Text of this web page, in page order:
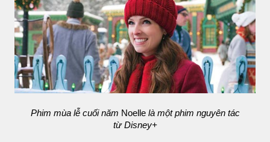
Phim mùa lễ cuối năm Noelle là một phim nguyên tác
từ Disney+